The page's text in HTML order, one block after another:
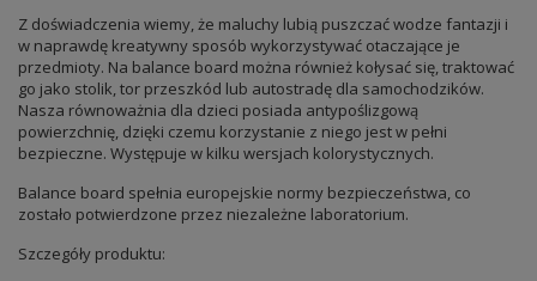
Z doświadczenia wiemy, że maluchy lubią puszczać wodze fantazji i
w naprawdę kreatywny sposób wykorzystywać otaczające je
przedmioty. Na balance board można również kołysać się, traktować
go jako stolik, tor przeszkód lub autostradę dla samochodzików.
Nasza równoważnia dla dzieci posiada antypoślizgową
powierzchnię, dzięki czemu korzystanie z niego jest w pełni
bezpieczne. Występuje w kilku wersjach kolorystycznych.
Balance board spełnia europejskie normy bezpieczeństwa, co
zostało potwierdzone przez niezależne laboratorium.
Szczegóły produktu: